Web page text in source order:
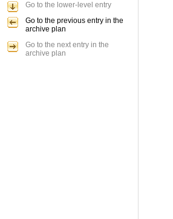
Go to the lower-level entry
Go to the previous entry in the
archive plan
Go to the next entry in the
archive plan